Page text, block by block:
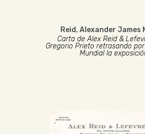
Reid, Alexander James
Carta de Alex Reid &
Gregorio Prieto retrasando
Mundial la